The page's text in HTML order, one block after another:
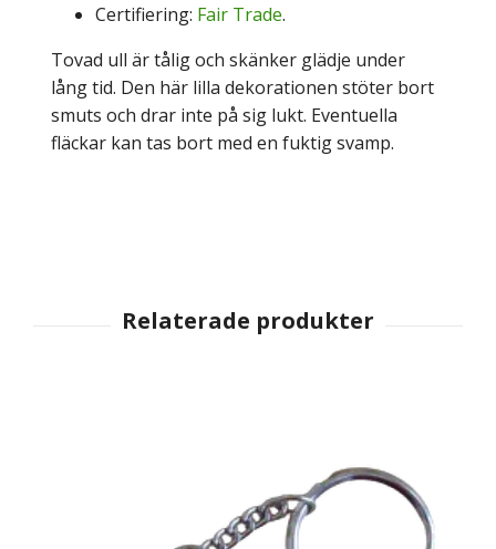
Certifiering: Fair Trade.
Tovad ull är tålig och skänker glädje under
lång tid. Den här lilla dekorationen stöter bort
smuts och drar inte på sig lukt. Eventuella
fläckar kan tas bort med en fuktig svamp.